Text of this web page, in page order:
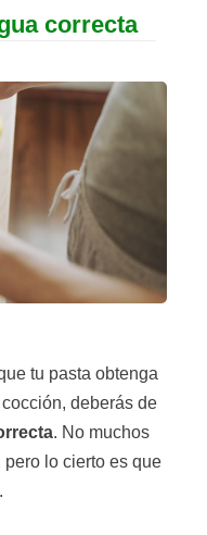
correcta
tu pasta obtenga
deberás de
. No muchos
lo cierto es que